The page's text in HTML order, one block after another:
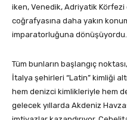
iken, Venedik, Adriyatik
coğrafyasına daha yakın
imparatorluğuna dönüşüyordu.
Tüm bunların başlangıç
İtalya şehirleri “Latin” kimliği
hem denizci kimlikleriyle hem
gelecek yıllarda Akdeniz